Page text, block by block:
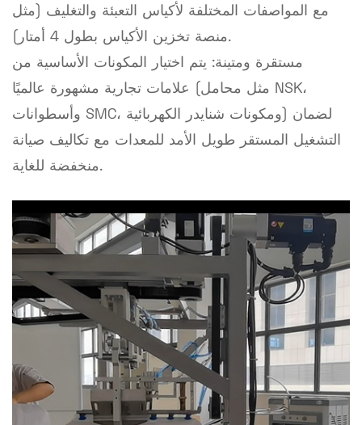
مع المواصفات المختلفة لأكياس التعبئة والتغليف (مثل
منصة تخزين الأكياس بطول 4 أمتار).
مستقرة ومتينة: يتم اختيار المكونات الأساسية من
علامات تجارية مشهورة عالميًا (مثل محامل NSK،
وأسطوانات SMC، ومكونات شنايدر الكهربائية) لضمان
التشغيل المستقر طويل الأمد للمعدات مع تكاليف صيانة
منخفضة للغاية.